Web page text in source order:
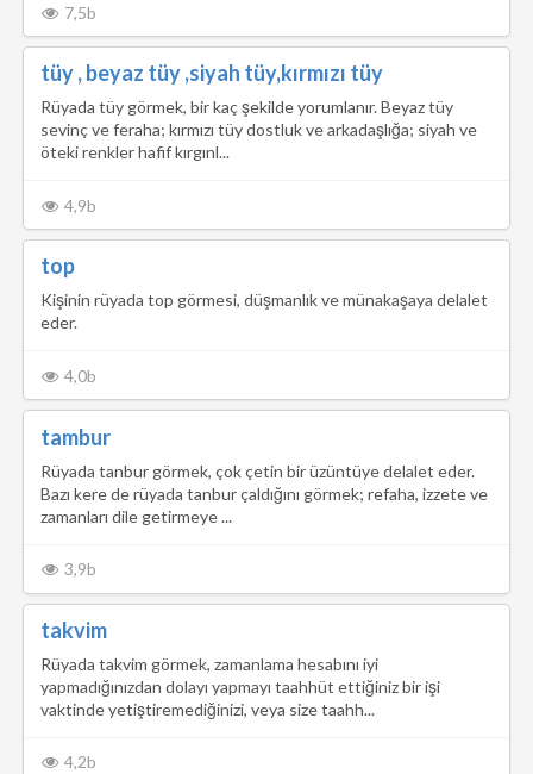
7,5b
tüy , beyaz tüy ,siyah tüy,kırmızı tüy
Rüyada tüy görmek, bir kaç şekilde yorumlanır. Beyaz tüy
sevinç ve feraha; kırmızı tüy dostluk ve arkadaşlığa; siyah ve
öteki renkler hafif kırgınl...
4,9b
top
Kişinin rüyada top görmesi, düşmanlık ve münakaşaya delalet
eder.
4,0b
tambur
Rüyada tanbur görmek, çok çetin bir üzüntüye delalet eder.
Bazı kere de rüyada tanbur çaldığını görmek; refaha, izzete ve
zamanları dile getirmeye ...
3,9b
takvim
Rüyada takvim görmek, zamanlama hesabını iyi
yapmadığınızdan dolayı yapmayı taahhüt ettiğiniz bir işi
vaktinde yetiştiremediğinizi, veya size taahh...
4,2b